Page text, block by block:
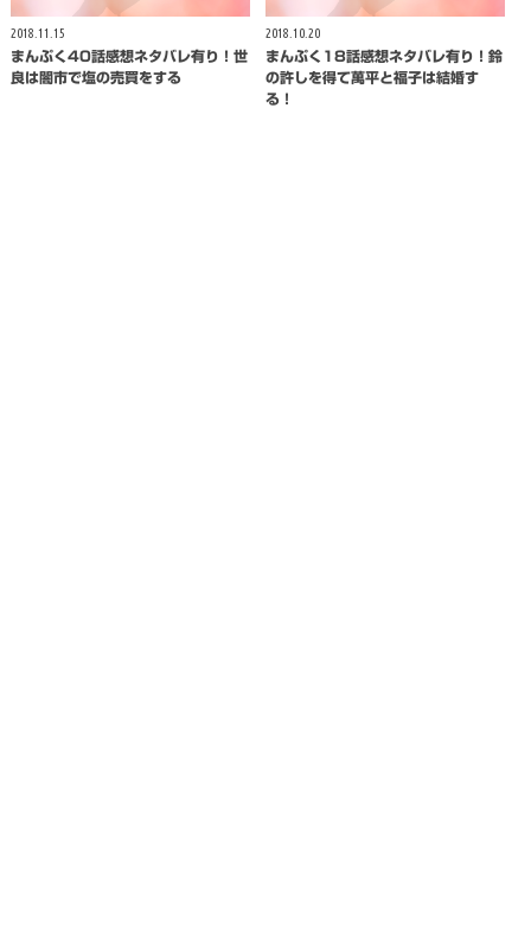
2018.11.15
まんぷく40話感想ネタバレ有り！世
良は闇市で塩の売買をする
2018.10.20
まんぷく18話感想ネタバレ有り！鈴
の許しを得て萬平と福子は結婚す
る！